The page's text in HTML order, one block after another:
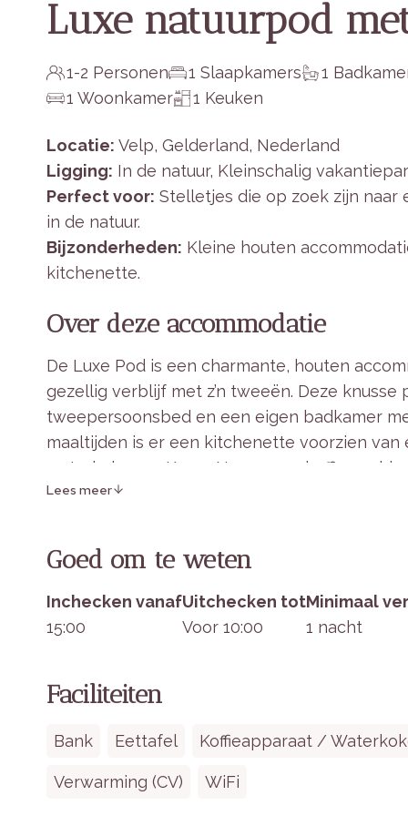
Luxe natuurpod
1-2 Personen 1 Slaapkamers
1
1 Woonkamer
1 Keuken
Locatie: Velp, Gelderland, Nederland
Ligging: In de natuur, Kleinschalig
Perfect voor: Stelletjes die op zoek zijn naar
in de natuur.
Bijzonderheden: Kleine houten
kitchenette.
Over deze accommodatie
De Luxe Pod is een charmante, houten
gezellig verblijf met z’n tweeën. Deze
tweepersoonsbed en een eigen badkamer
maaltijden is er een kitchenette voorzien
waterkoker en Krups Nespresso koffiemachine.
accommodatie is het hele jaar door
en handdoeken inbegrepen.
Binnen in het verblijf
Slaapgelegenheid:
aankomst.
Keuken & Eethoek:Kitchenette met
Woonruimte:
Comfortabele zithoek en
Lees meer
Goed om te weten
Inchecken vanaf
15:00
Uitchecken tot
Voor 10:00
Minimaal
1 nacht
Faciliteiten
Bank Eettafel Koffieapparaat /
Verwarming (CV) WiFi